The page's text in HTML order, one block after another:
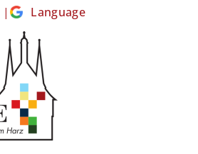
| Language